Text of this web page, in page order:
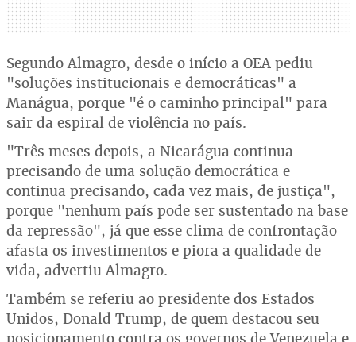
Segundo Almagro, desde o início a OEA pediu
"soluções institucionais e democráticas" a
Manágua, porque "é o caminho principal" para
sair da espiral de violência no país.
"Três meses depois, a Nicarágua continua
precisando de uma solução democrática e
continua precisando, cada vez mais, de justiça",
porque "nenhum país pode ser sustentado na base
da repressão", já que esse clima de confrontação
afasta os investimentos e piora a qualidade de
vida, advertiu Almagro.
Também se referiu ao presidente dos Estados
Unidos, Donald Trump, de quem destacou seu